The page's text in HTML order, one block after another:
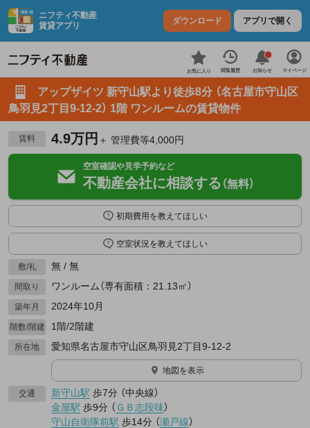
ニフティ不動産
賃貸アプリ
ダウンロード アプリで開く
お気に入り 閲覧履歴 お知らせ マイページ
アップザイツ 新守山駅より徒歩8分 （名古屋市守山区
鳥羽見2丁目9-12-2） 1階 ワンルームの賃貸物件
賃料 4.9万円 ＋ 管理費等4,000円
空室確認や見学予約など
不動産会社に相談する （無料）
初期費用を教えてほしい
空室状況を教えてほしい
敷/礼 無 / 無
間取り ワンルーム（専有面積：21.13㎡）
築年月 2024年10月
階数/階建 1階/2階建
所在地 愛知県名古屋市守山区鳥羽見2丁目9-12-2
地図を表示
交通 新守山駅 歩7分 （中央線）
金屋駅 歩9分 （ ＧＢ志段味）
守山自衛隊前駅 歩14分 （瀬戸線）